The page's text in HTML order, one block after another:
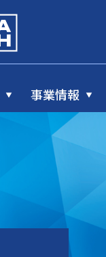
事業情報